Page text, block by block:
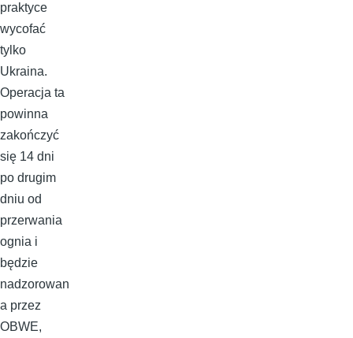
praktyce
wycofać
tylko
Ukraina.
Operacja ta
powinna
zakończyć
się 14 dni
po drugim
dniu od
przerwania
ognia i
będzie
nadzorowan
a przez
OBWE,